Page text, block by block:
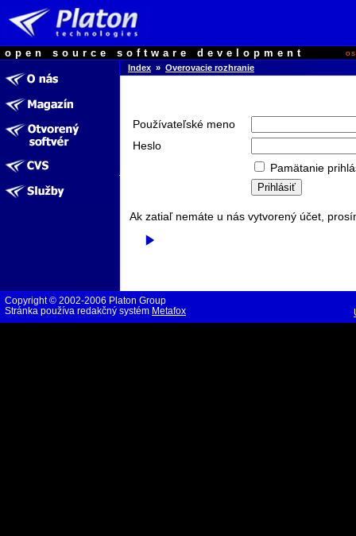
open source software development
Index » Overovacie rozhranie
Používateľské meno
Heslo
Pamätanie
Ak zatiaľ nemáte u nás vytvorený účet,
Copyright © 2002-2006 Platon Group
Stránka používa redakčný systém Metafox